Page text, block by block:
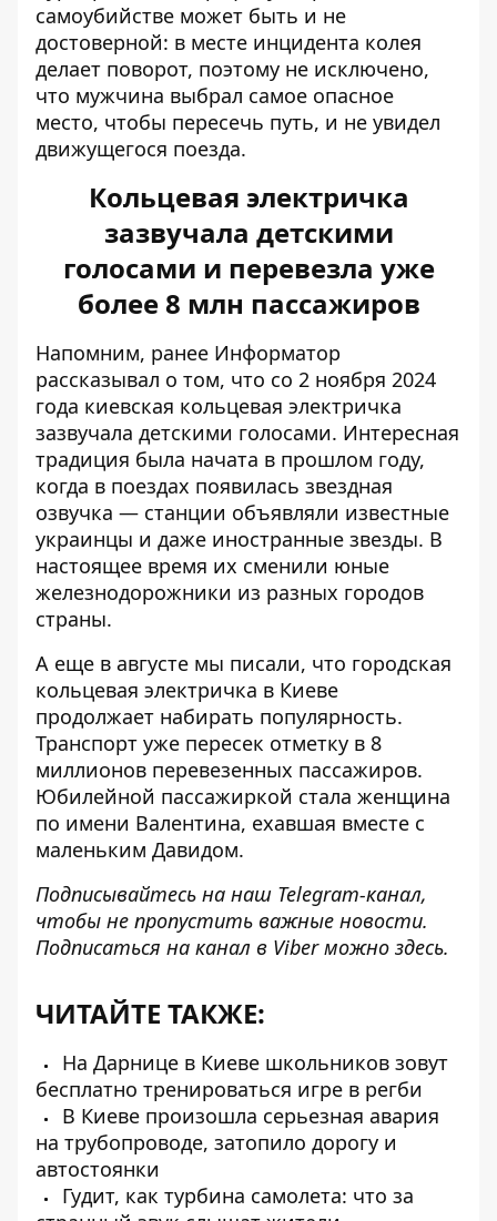
самоубийстве может быть и не
достоверной: в месте инцидента колея
делает поворот, поэтому не исключено,
что мужчина выбрал самое опасное
место, чтобы пересечь путь, и не увидел
движущегося поезда.
Кольцевая электричка
зазвучала детскими
голосами и перевезла уже
более 8 млн пассажиров
Напомним, ранее Информатор
рассказывал о том, что со 2 ноября 2024
года киевская кольцевая электричка
зазвучала детскими голосами. Интересная
традиция была начата в прошлом году,
когда в поездах появилась звездная
озвучка — станции объявляли известные
украинцы и даже иностранные звезды. В
настоящее время их сменили юные
железнодорожники из разных городов
страны.
А еще в августе мы писали, что городская
кольцевая электричка в Киеве
продолжает набирать популярность.
Транспорт уже пересек отметку в 8
миллионов перевезенных пассажиров.
Юбилейной пассажиркой стала женщина
по имени Валентина, ехавшая вместе с
маленьким Давидом.
Подписывайтесь на наш Telegram-канал,
чтобы не пропустить важные новости.
Подписаться на канал в Viber можно здесь.
ЧИТАЙТЕ ТАКЖЕ:
На Дарнице в Киеве школьников зовут
бесплатно тренироваться игре в регби
В Киеве произошла серьезная авария
на трубопроводе, затопило дорогу и
автостоянки
Гудит, как турбина самолета: что за